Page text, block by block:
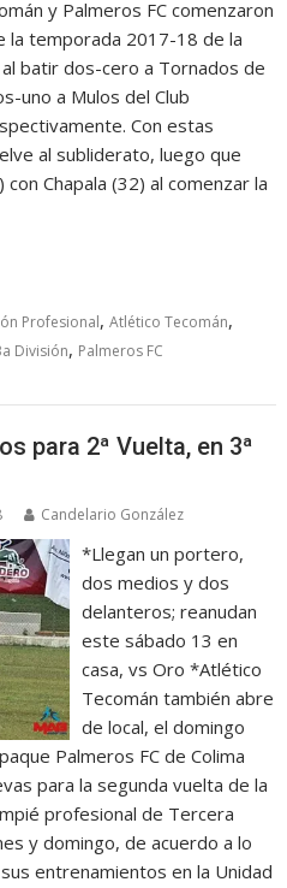
y Palmeros FC comenzaron
la temporada 2017-18 de la
batir dos-cero a Tornados de
uno a Mulos del Club
Con estas
al subliderato, luego que
Chapala (32) al comenzar la
Profesional,Atlético Tecomán,
División, Palmeros FC
para 2ª Vuelta, en 3ª
Candelario González
*Llegan un portero,
dos medios y dos
delanteros; reanudan
este sábado 13 en
casa, vs Oro *Atlético
Tecomán también abre
de local, el domingo
Palmeros FC de Colima
para la segunda vuelta de la
profesional de Tercera
y domingo, de acuerdo a lo
entrenamientos en la Unidad